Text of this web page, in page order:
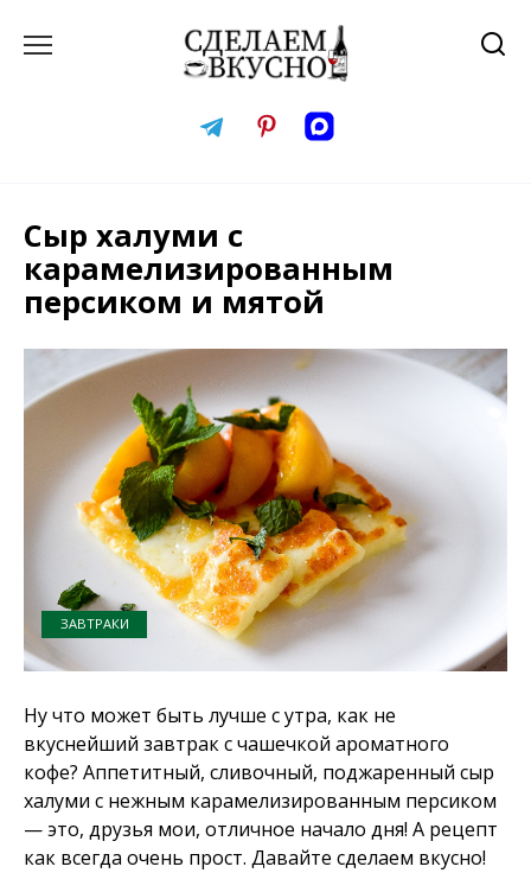
Сыр халуми с
карамелизированным
персиком и мятой
ЗАВТРАКИ
Ну что может быть лучше с утра, как не
вкуснейший завтрак с чашечкой ароматного
кофе? Аппетитный, сливочный, поджаренный сыр
халуми с нежным карамелизированным персиком
— это, друзья мои, отличное начало дня! А рецепт
как всегда очень прост. Давайте сделаем вкусно!